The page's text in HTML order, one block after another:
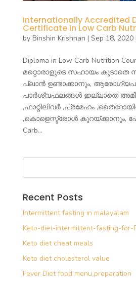
Internationally Accredited
Certificate in Low Carb
by Binshin Krishnan | Sep 18, 2020|
Diploma in Low Carb Nutrition
മറ്റൊരാളുടെ സഹായം കൂടാതെ
പ്ലാൻ ഉണ്ടാക്കാനും,
പാർശ്വഫലങ്ങൾ ഇല്ലാതെ
,ഫാറ്റിലിവർ ,പ്രമേഹം
,കൊളെസ്ട്രോൾ കുറയ്ക്കാനും,
Carb...
Recent Posts
Intermittent fasting in malayalam
Keto-diet-intermittent-fasting-for-
Keto diet cheat meals
Keto diet cholesterol value
Fever Diet food menu preparation